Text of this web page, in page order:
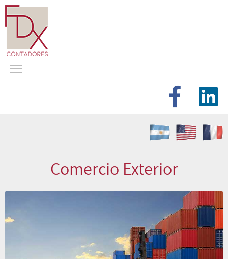
Comercio Exterior